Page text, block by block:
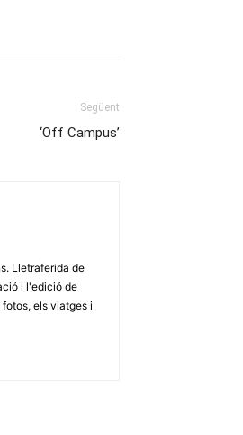
Següent
‘Off Campus’
Lletraferida de
i l'edició de
els viatges i